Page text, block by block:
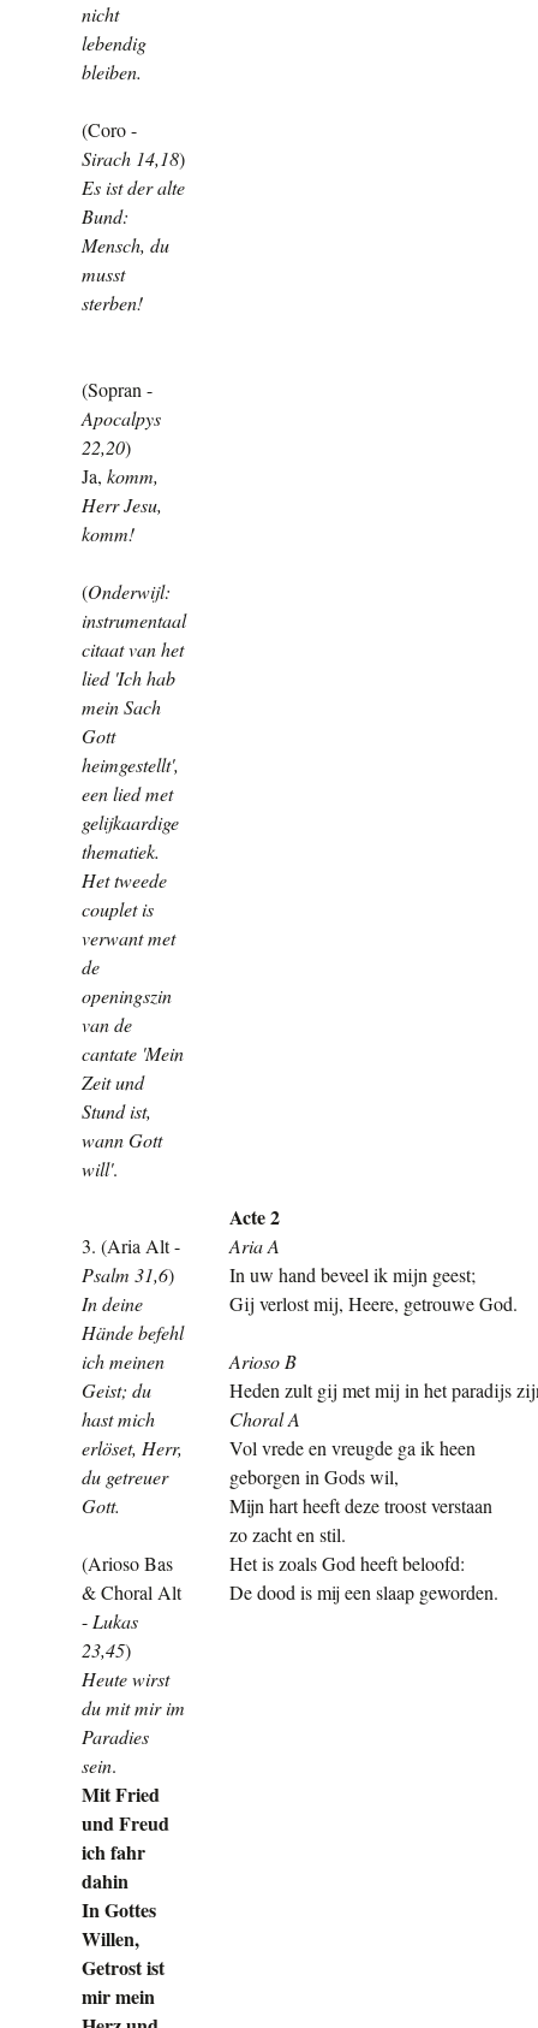
nicht
lebendig
bleiben.
(Coro-
Sirach 14,18)
Es ist der alte
Bund:
Mensch, du
musst
sterben!
(Sopran -
Apocalpys
22,20)
Ja, komm,
Herr Jesu,
komm!
(Onderwijl:
instrumentaal
citaat van het
lied 'Ich hab
mein Sach
Gott
heimgestellt',
een lied met
gelijkaardige
thematiek.
Het tweede
couplet is
verwant met
de
openingszin
van de
cantate 'Mein
Zeit und
Stund ist,
wann Gott
will'.
3. (Aria Alt-
Psalm 31,6)
In deine
Hände befehl
ich meinen
Geist; du
hast mich
erlöset, Herr,
du getreuer
Gott.
(Arioso Bas
& Choral Alt
- Lukas
23,45)
Heute wirst
du mit mir im
Paradies
sein.
Mit Fried
und Freud
ich fahr
dahin
In Gottes
Willen,
Getrost ist
mir mein
Acte 2
Aria A
In uw hand beveel ik mijn geest;
Gij verlost mij, Heere, getrouwe God.
Arioso B
Heden zult gij met mij in het paradijs
Choral A
Vol vrede en vreugde ga ik heen
geborgen in Gods wil,
Mijn hart heeft deze troost verstaan
zo zacht en stil.
Het is zoals God heeft beloofd:
De dood is mij een slaap geworden.